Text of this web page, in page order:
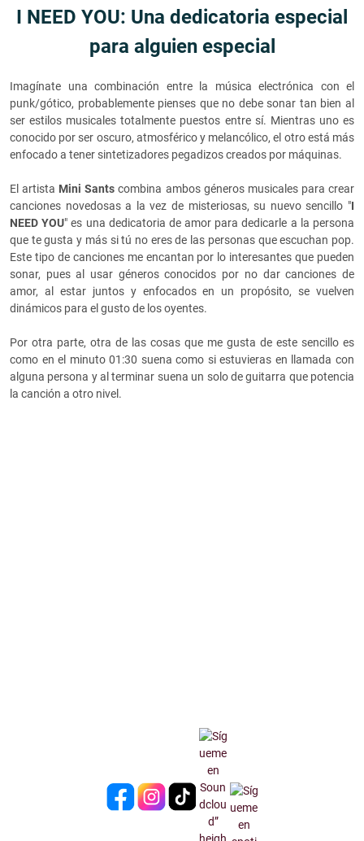
I NEED YOU: Una dedicatoria especial
para alguien especial
Imagínate una combinación entre la música electrónica con el
punk/gótico, probablemente pienses que no debe sonar tan bien al
ser estilos musicales totalmente puestos entre sí. Mientras uno es
conocido por ser oscuro, atmosférico y melancólico, el otro está más
enfocado a tener sintetizadores pegadizos creados por máquinas.
El artista Mini Santscombina ambos géneros musicales para crear
canciones novedosas a la vez de misteriosas, su nuevo sencillo "I
NEED YOU" es una dedicatoria de amor para dedicarle a la persona
que te gusta y más si tú no eres de las personas que escuchan pop.
Este tipo de canciones me encantan por lo interesantes que pueden
sonar, pues al usar géneros conocidos por no dar canciones de
amor, al estar juntos y enfocados en un propósito, se vuelven
dinámicos para el gusto de los oyentes.
Por otra parte, otra de las cosas que me gusta de este sencillo es
como en el minuto 01:30 suena como si estuvieras en llamada con
alguna persona y al terminar suena un solo de guitarra que potencia
la canción a otro nivel.